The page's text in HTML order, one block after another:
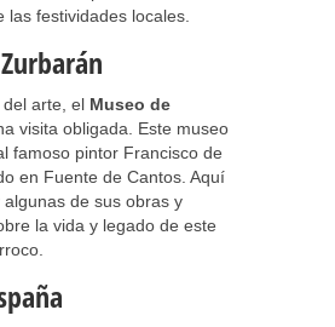
las festividades locales.
arte, el Museo de
visita obligada. Este museo
famoso pintor Francisco de
en Fuente de Cantos. Aquí
de sus obras y
la vida y legado de este